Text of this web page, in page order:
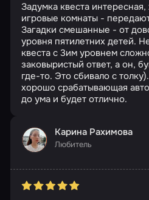
Задумка квеста
игровые комнаты -
Загадки смешанные - от
уровня пятилетних детей.
квеста с 3им уровнем
заковыристый ответ, а он,
где-то. Это сбивало с
хорошо срабатывающая
до ума и будет отлично.
Карина Рахимова
Любитель